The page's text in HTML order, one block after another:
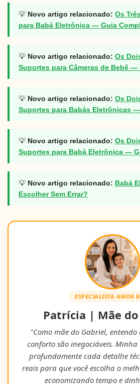
💡 Novo artigo relacionado: Os
para Babá Eletrônica — Guia
💡 Novo artigo relacionado: Os
Suportes para Câmeras de Bebê —
💡 Novo artigo relacionado: Os
Suportes para Babás Eletrônicas
💡 Novo artigo relacionado: Os
Suportes para Babá Eletrônica —
💡 Novo artigo relacionado: Babá
Escolher Sem Errar?
ESPECIALISTA AMOR
Patrícia | Mãe
"Como mãe do Gabriel,
conforto são inegociáveis.
profundamente cada detalhe
reais para que você escolha o
economizando tempo e